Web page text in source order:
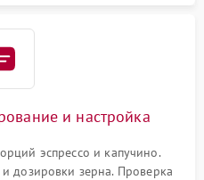
и настройка
эспрессо и капучино.
дозировки зерна. Проверка